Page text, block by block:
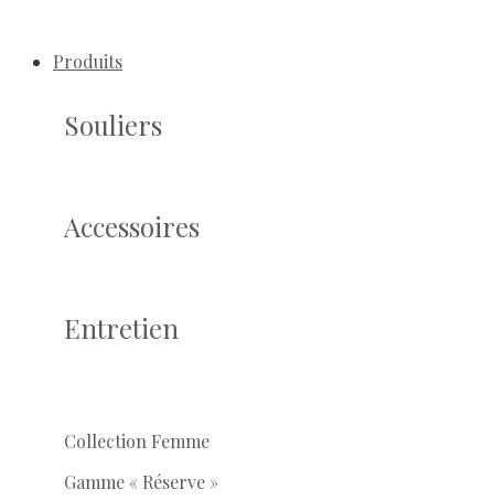
Produits
Souliers
Accessoires
Entretien
Collection Femme
Gamme « Réserve »